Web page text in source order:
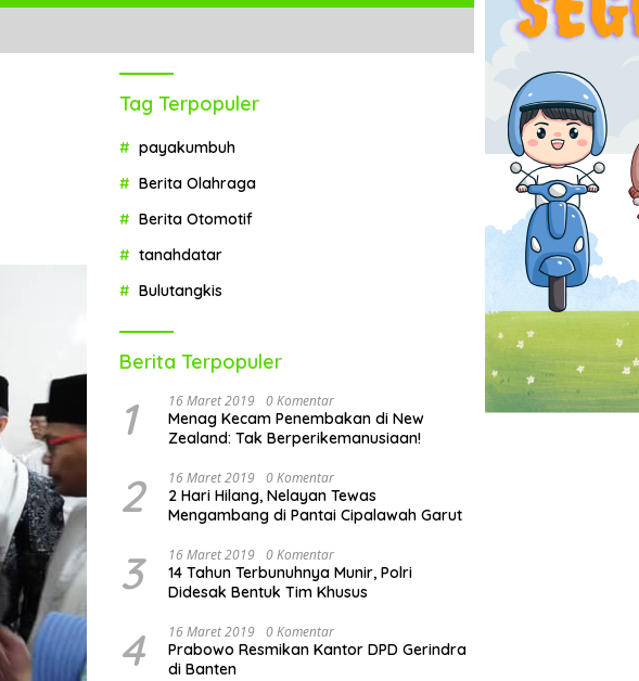
Tag Terpopuler
payakumbuh
Berita Olahraga
Berita Otomotif
tanahdatar
Bulutangkis
Berita Terpopuler
1 16 Maret 2019 0 Komentar
Menag Kecam Penembakan di New
Zealand: Tak Berperikemanusiaan!
2 16 Maret 2019 0 Komentar
2 Hari Hilang, Nelayan Tewas
Mengambang di Pantai Cipalawah Garut
3 16 Maret 2019 0 Komentar
14 Tahun Terbunuhnya Munir, Polri
Didesak Bentuk Tim Khusus
4 16 Maret 2019 0 Komentar
Prabowo Resmikan Kantor DPD Gerindra
di Banten